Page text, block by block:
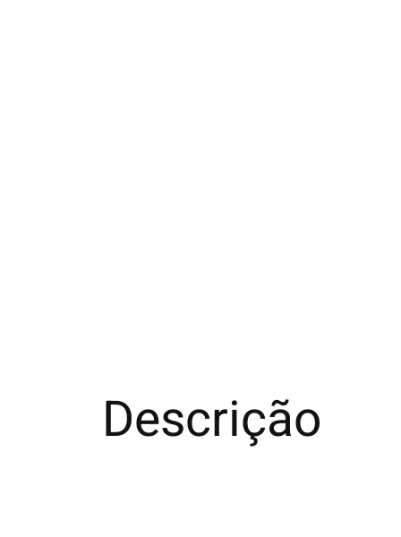
Descrição